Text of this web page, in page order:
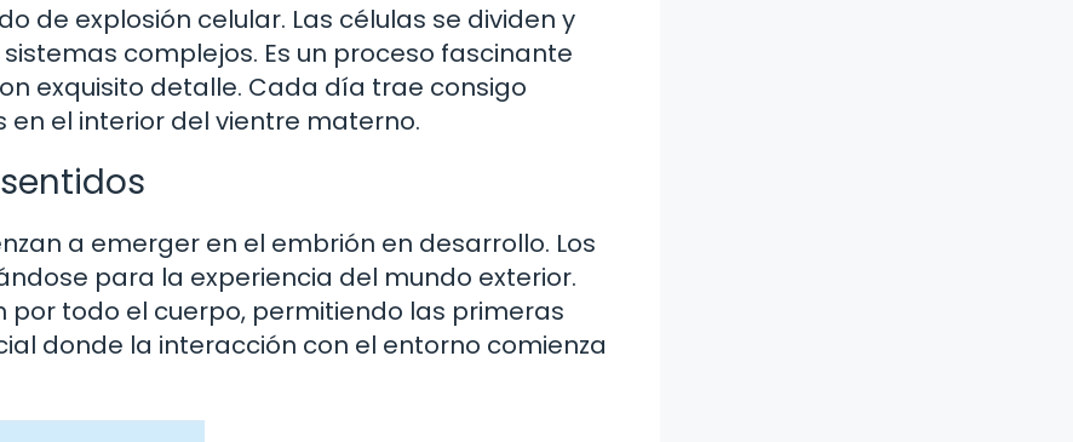
de explosión celular. Las células se dividen y
complejos. Es un proceso fascinante
exquisito detalle. Cada día trae consigo
en el interior del vientre materno.
a emerger en el embrión en desarrollo. Los
para la experiencia del mundo exterior.
por todo el cuerpo, permitiendo las primeras
donde la interacción con el entorno comienza